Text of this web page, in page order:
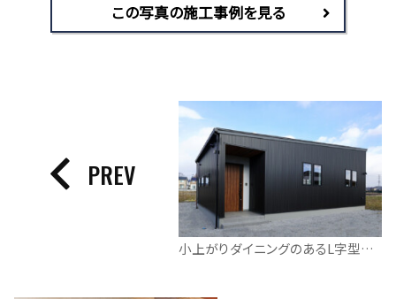
この写真の施工事例を見る
小上がりダイニングのあるL字型の平屋
PREV